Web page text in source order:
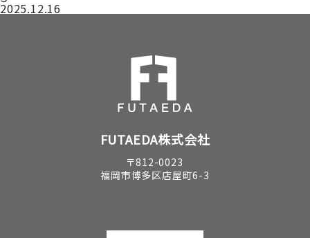
2025.12.16
FUTAEDA株式会社
〒812-0023
福岡市博多区店屋町6-3